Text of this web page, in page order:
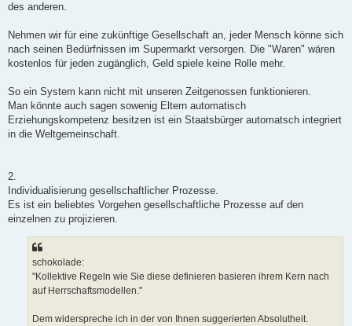
des anderen.
Nehmen wir für eine zukünftige Gesellschaft an, jeder Mensch könne sich
nach seinen Bedürfnissen im Supermarkt versorgen. Die "Waren" wären
kostenlos für jeden zugänglich, Geld spiele keine Rolle mehr.
So ein System kann nicht mit unseren Zeitgenossen funktionieren.
Man könnte auch sagen sowenig Eltern automatisch
Erziehungskompetenz besitzen ist ein Staatsbürger automatsch integriert
in die Weltgemeinschaft.
2.
Individualisierung gesellschaftlicher Prozesse.
Es ist ein beliebtes Vorgehen gesellschaftliche Prozesse auf den
einzelnen zu projizieren.
schokolade:
"Kollektive Regeln wie Sie diese definieren basieren ihrem Kern nach
auf Herrschaftsmodellen."
Dem widerspreche ich in der von Ihnen suggerierten Absolutheit.